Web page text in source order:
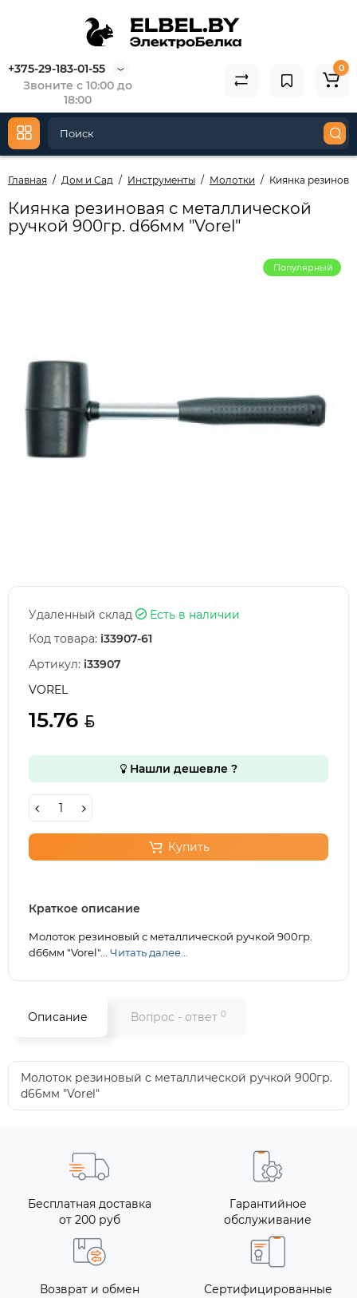
+375-29-183-01-55
Звоните с 10:00 до
18:00
0
Главная Дом и Сад Инструменты Молотки Киянка
Киянка резиновая с металлической
ручкой 900гр. d66мм "Vorel"
Популярный
Удаленный склад
Есть в наличии
Код товара: i33907-61
Артикул: i33907
VOREL
15.76
Нашли дешевле ?
Купить
Краткое описание
Молоток резиновый с металлической ручкой 900гр.
d66мм "Vorel"... Читать далее...
Описание Вопрос - ответ 0
Молоток резиновый с металлической ручкой 900гр.
d66мм "Vorel"
Бесплатная доставка
от 200 руб
Гарантийное
обслуживание
Возврат и обмен
Сертифицированные